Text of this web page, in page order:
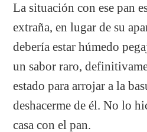
La situación con ese pan
extraña, en lugar de su
debería estar húmedo
un sabor raro,
estado para arrojar a la
deshacerme de él. No lo
casa con el pan.